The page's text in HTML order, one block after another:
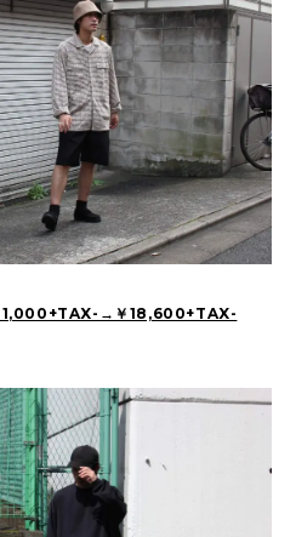
→￥18,600+TAX-